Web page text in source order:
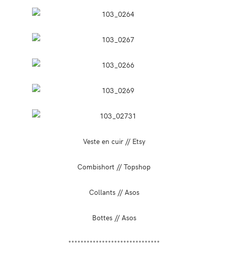
Veste en cuir // Etsy
Combishort // Topshop
Collants // Asos
Bottes // Asos
******************************